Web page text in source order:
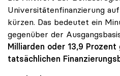
Universitätenfinanzierung
kürzen. Das bedeutet ein
gegenüber der
Milliarden oder 13,9
tatsächlichen